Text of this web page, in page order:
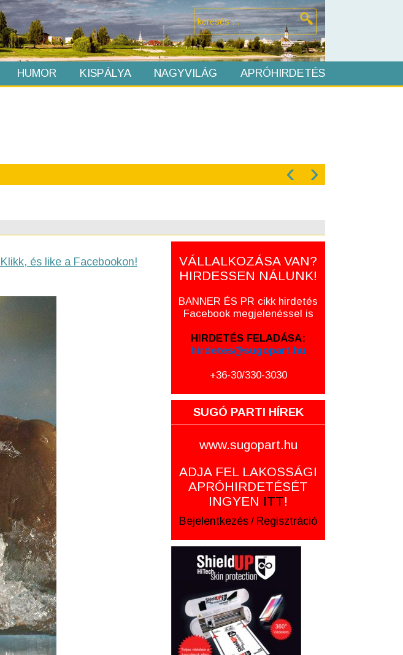
HUMOR KISPÁLYA NAGYVILÁG APRÓHIRDETÉS
‹ ›
és like a Facebookon!
VÁLLALKOZÁSA VAN?
HIRDESSEN NÁLUNK!
BANNER ÉS PR cikk hirdetés
Facebook megjelenéssel is
HIRDETÉS FELADÁSA:
hirdetes@sugopart.hu
+36-30/330-3030
SUGÓ PARTI HÍREK
www.sugopart.hu
ADJA FEL LAKOSSÁGI
APRÓHIRDETÉSÉT
INGYEN ITT!
Bejelentkezés / Regisztráció